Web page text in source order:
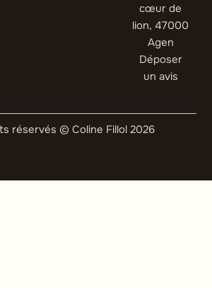
cœur de
lion, 47000
Agen
Déposer
un avis
réservés © Coline Fillol 2026